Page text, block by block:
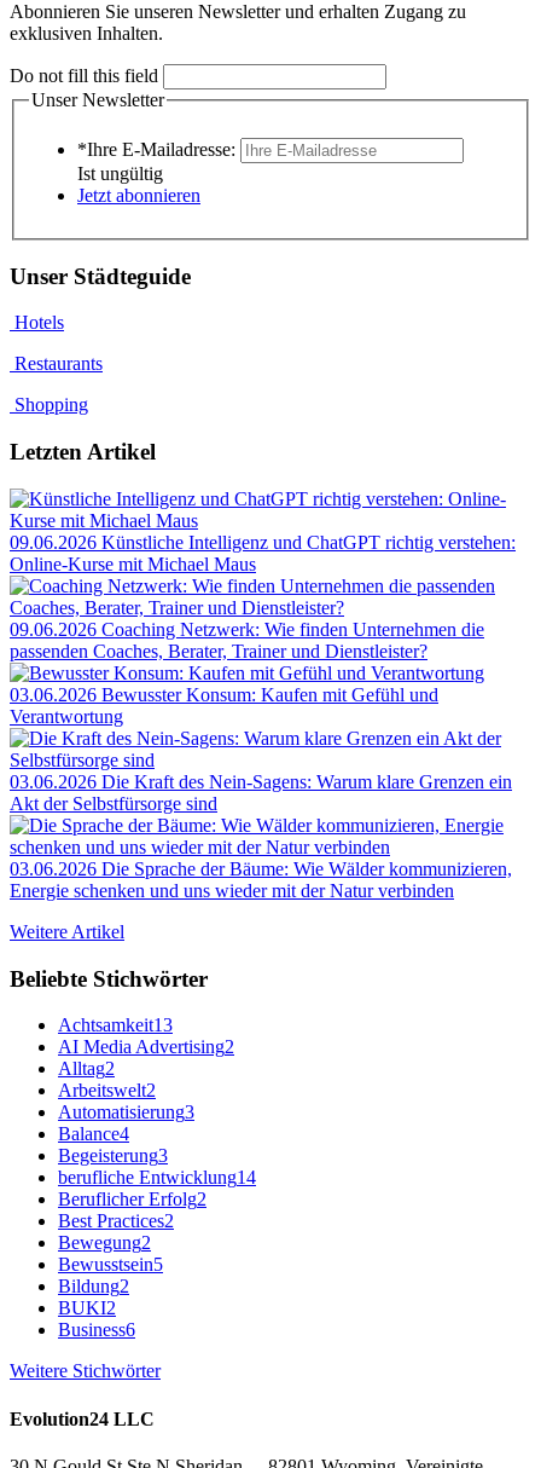
Abonnieren Sie unseren Newsletter und erhalten Zugang zu
exklusiven Inhalten.
Do not fill this field
Unser Newsletter
*Ihre E-Mailadresse:
Ist ungültig
Jetzt abonnieren
Unser Städteguide
Hotels
Restaurants
Shopping
Letzten Artikel
09.06.2026 Künstliche Intelligenz und ChatGPT richtig verstehen:
Online-Kurse mit Michael Maus
09.06.2026 Coaching Netzwerk: Wie finden Unternehmen die
passenden Coaches, Berater, Trainer und Dienstleister?
03.06.2026 Bewusster Konsum: Kaufen mit Gefühl und
Verantwortung
03.06.2026 Die Kraft des Nein-Sagens: Warum klare Grenzen ein
Akt der Selbstfürsorge sind
03.06.2026 Die Sprache der Bäume: Wie Wälder kommunizieren,
Energie schenken und uns wieder mit der Natur verbinden
Weitere Artikel
Beliebte Stichwörter
Achtsamkeit13
AI Media Advertising2
Alltag2
Arbeitswelt2
Automatisierung3
Balance4
Begeisterung3
berufliche Entwicklung14
Beruflicher Erfolg2
Best Practices2
Bewegung2
Bewusstsein5
Bildung2
BUKI2
Business6
Weitere Stichwörter
Evolution24 LLC